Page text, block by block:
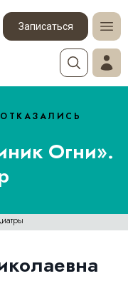
Записаться
Огни».